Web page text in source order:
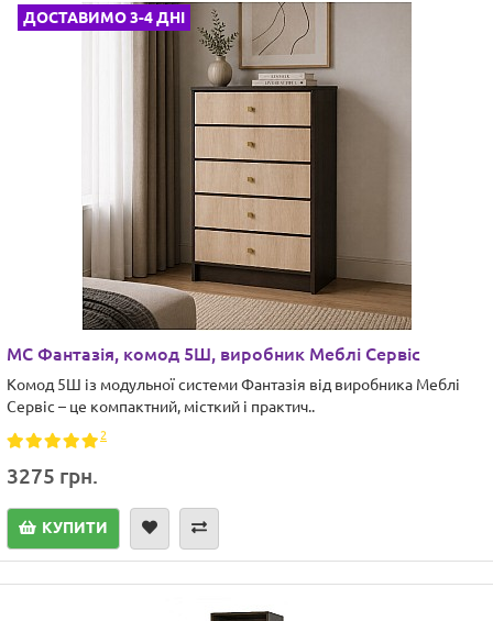
ДОСТАВИМО 3-4 ДНІ
МС Фантазія, комод 5Ш, виробник Меблі Сервіс
Комод 5Ш із модульної системи Фантазія від виробника Меблі
Сервіс – це компактний, місткий і практич..
2
3275 грн.
КУПИТИ